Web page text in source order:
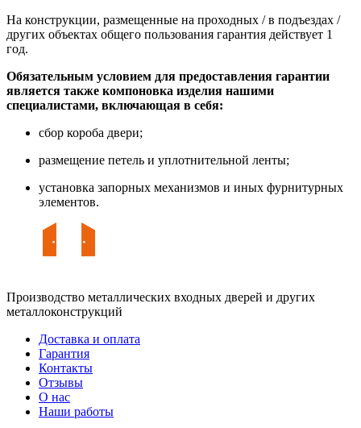
На конструкции, размещенные на проходных / в подъездах /
других объектах общего пользования гарантия действует 1
год.
Обязательным условием для предоставления гарантии
является также компоновка изделия нашими
специалистами, включающая в себя:
сбор короба двери;
размещение петель и уплотнительной ленты;
установка запорных механизмов и иных фурнитурных
элементов.
Производство металлических входных дверей и других
металлоконструкций
Доставка и оплата
Гарантия
Контакты
Отзывы
О нас
Наши работы